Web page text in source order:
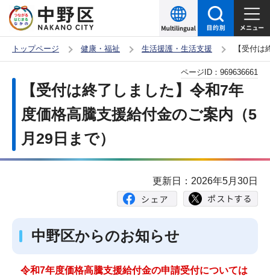
の
ー
す
トップページ 健康・福祉 生活援護・生活支援 【受付
【受付は終了しました】令和7年
度価格高騰支援給付金のご案内（5
月29日まで）
ページID： 969636661
更新日：2026年5月30日
中野区からのお知らせ
令和7年度価格高騰支援給付金の申請受付については